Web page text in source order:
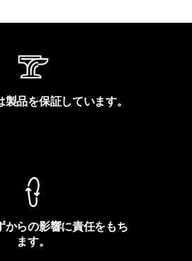
品を保証しています。
からの影響に責任をもち
ます。